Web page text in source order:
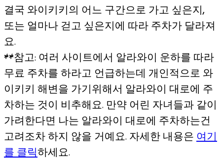
결국 와이키키의 어느 구간으로 가고 싶은지,
또는 얼마나 걷고 싶은지에 따라 주차가 달라져
요.
**참고: 여러 사이트에서 알라와이 운하를 따라
무료 주차를 하라고 언급하는데 개인적으로 와
이키키 해변을 가기위해서 알라와이 대로에 주
차하는 것이 비추해요. 만약 어린 자녀들과 같이
가려한다면 나는 알라와이 대로에 주차하는건
고려조차 하지 않을 거예요. 자세한 내용은 여기
를 클릭하세요.